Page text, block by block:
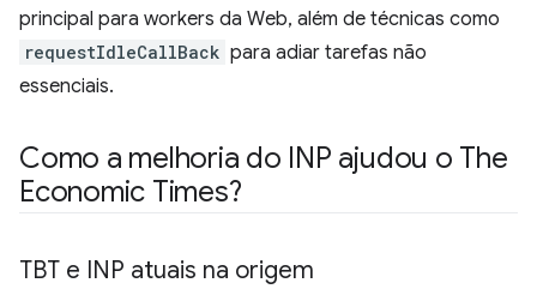
principal para workers da Web, além de técnicas como
requestIdleCallBack para adiar tarefas não
essenciais.
Como a melhoria do INP ajudou o The
Economic Times?
TBT e INP atuais na origem